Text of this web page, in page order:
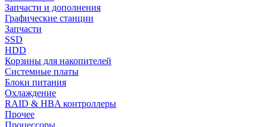
Запчасти и дополнения
Графические станции
Запчасти
SSD
HDD
Корзины для накопителей
Системные платы
Блоки питания
Охлаждение
RAID & HBA контроллеры
Прочее
Процессоры